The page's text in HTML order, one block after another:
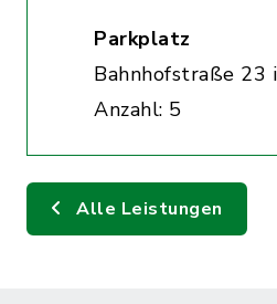
Parkplatz
Bahnhofstraße 23
Anzahl: 5
Alle Leistungen